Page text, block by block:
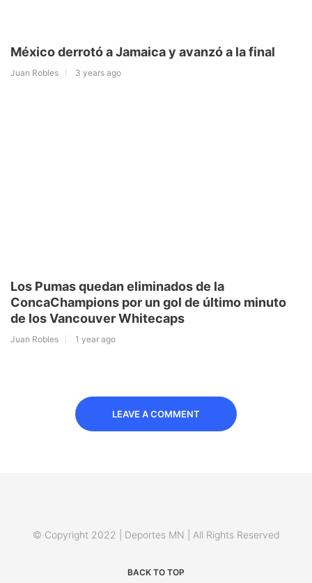
México derrotó a Jamaica y avanzó a la final
Juan Robles 3 years ago
Los Pumas quedan eliminados de la
ConcaChampions por un gol de último minuto
de los Vancouver Whitecaps
Juan Robles 1 year ago
LEAVE A COMMENT
© Copyright 2022 | Deportes MN | All Rights Reserved
BACK TO TOP